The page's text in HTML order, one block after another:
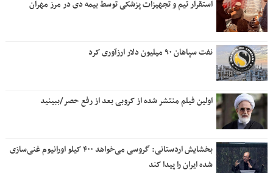
استقرار تیم و تجهیزات پزشکی توسط بیمه دی در مرز مهران
نفت سپاهان ۹۰ میلیون دلار ارزآوری کرد
اولین فیلم منتشر شده از کروبی بعد از رفع حصر/ببینید
بخشایش اردستانی: گروسی می‌خواهد ۴۰۰ کیلو اورانیوم غنی‌سازی
شده ایران را پیدا کند